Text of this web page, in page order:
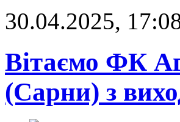
30.04.2025,
Вітаємо ФК
(Сарни) з